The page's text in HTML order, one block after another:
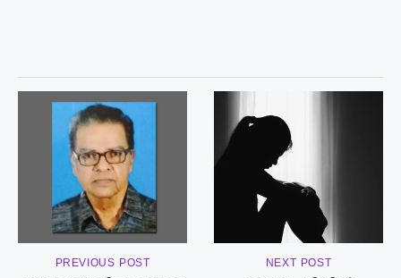
PREVIOUS POST NEXT POST